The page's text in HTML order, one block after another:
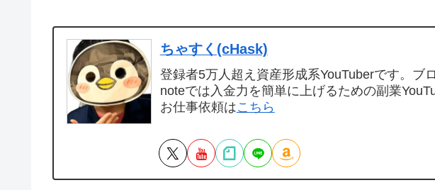
ちゃすく(cHask)
登録者5万人超え資産形成系YouTuberです。ブ
noteでは入金力を簡単に上げるための副業
お仕事依頼はこちら